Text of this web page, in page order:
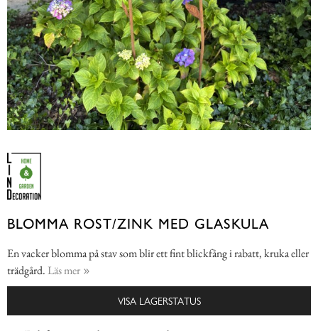
BLOMMA ROST/ZINK MED GLASKULA
En vacker blomma på stav som blir ett fint blickfång i rabatt, kruka eller
trädgård. Läs mer
VISA LAGERSTATUS